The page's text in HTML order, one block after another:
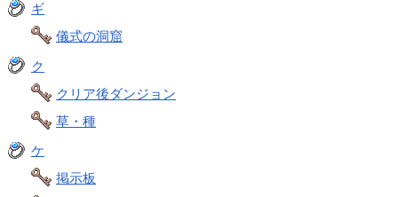
ギ
儀式の洞窟
ク
クリア後ダンジョン
草・種
ケ
掲示板